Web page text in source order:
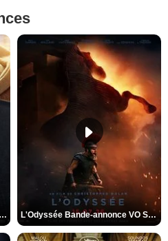
Spider-Man: Brand New Day Bande-annonce VO STFR L'Odyssée Bande-annonce VO STFR